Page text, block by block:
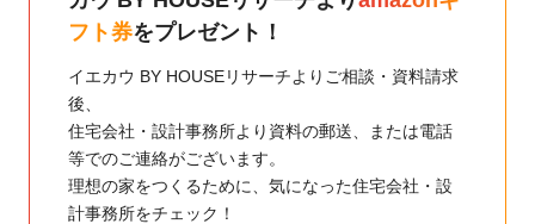
フト券をプレゼント！
イエカウ BY HOUSEリサーチよりご相談・資料請求
後、
住宅会社・設計事務所より資料の郵送、または電話
等でのご連絡がございます。
理想の家をつくるために、気になった住宅会社・設
計事務所をチェック！